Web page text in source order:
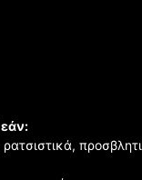
ρατσιστικά,